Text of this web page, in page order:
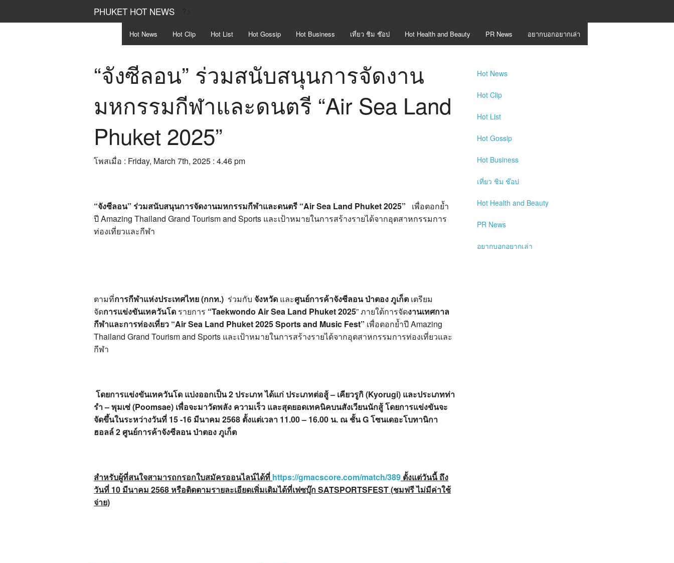
PHUKET HOT NEWS
Hot News Hot Clip Hot List Hot Gossip Hot Business เที่ยว ชิม ช๊อป Hot Health and Beauty PR News อยากบอกอยากเล่า
“จังซีลอน” ร่วมสนับสนุนการจัดงาน
มหกรรมกีฬาและดนตรี “Air Sea Land
Phuket 2025”
โพสเมื่อ : Friday, March 7th, 2025 : 4.46 pm
“จังซีลอน” ร่วมสนับสนุนการจัดงานมหกรรมกีฬาและดนตรี “Air Sea Land Phuket2025” เพื่อตอกย้ำ
ปี Amazing Thailand Grand Tourism and Sports และเป้าหมายในการสร้างรายได้จากอุตสาหกรรมการ
ท่องเที่ยวและกีฬา
ตามที่การกีฬาแห่งประเทศไทย (กกท.) ร่วมกับ จังหวัด และศูนย์การค้าจังซีลอน ป่าตอง ภูเก็ต เตรียม
จัดการแข่งขันเทควันโด รายการ “Taekwondo Air Sea Land Phuket 2025” ภายใต้การจัดงานเทศกาล
กีฬาและการท่องเที่ยว “Air Sea Land Phuket 2025Sports and Music Fest” เพื่อตอกย้ำปี Amazing
Thailand Grand Tourism and Sports และเป้าหมายในการสร้างรายได้จากอุตสาหกรรมการท่องเที่ยวและ
กีฬา
โดยการแข่งขันเทควันโด แบ่งออกเป็น 2 ประเภท ได้แก่ ประเภทต่อสู้ – เคียวรูกิ (Kyorugi) และประเภทท่า
รำ – พุมเซ่ (Poomsae) เพื่อจะมาวัดพลัง ความเร็ว และสุดยอดเทคนิคบนสังเวียนนักสู้ โดยการแข่งขันจะ
จัดขึ้นในระหว่างวันที่ 15 -16 มีนาคม 2568 ตั้งแต่เวลา 11.00 – 16.00 น. ณ ชั้น G โซนเดอะโบทานิกา
ฮอลล์ 2 ศูนย์การค้าจังซีลอน ป่าตอง ภูเก็ต
สำหรับผู้ที่สนใจสามารถกรอกใบสมัครออนไลน์ได้ที่ https://gmacscore.com/match/389 ตั้งแต่วันนี้ ถึง
วันที่ 10 มีนาคม 2568 หรือติดตามรายละเอียดเพิ่มเติมได้ที่เฟซบุ๊ก SATSPORTSFEST (ชมฟรี ไม่มีค่าใช้
จ่าย)
Hot News
Hot Clip
Hot List
Hot Gossip
Hot Business
เที่ยว ชิม ช๊อป
Hot Health and Beauty
PR News
อยากบอกอยากเล่า